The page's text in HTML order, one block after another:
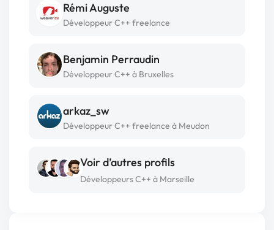
Rémi Auguste
Développeur C++ freelance
Benjamin Perraudin
Développeur C++ à Bruxelles
arkaz_sw
Développeur C++ freelance à Meudon
Voir d’autres profils
Développeurs C++ à Marseille